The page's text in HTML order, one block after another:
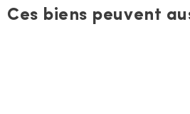
Ces biens peuvent